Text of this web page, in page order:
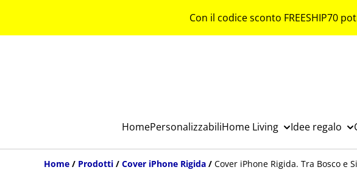
Con il codice sconto FREESHIP70
HomePersonalizzabiliHome Living Idee regalo
Home / Prodotti / Cover iPhone Rigida / Cover iPhone Rigida. Tra Bosco e